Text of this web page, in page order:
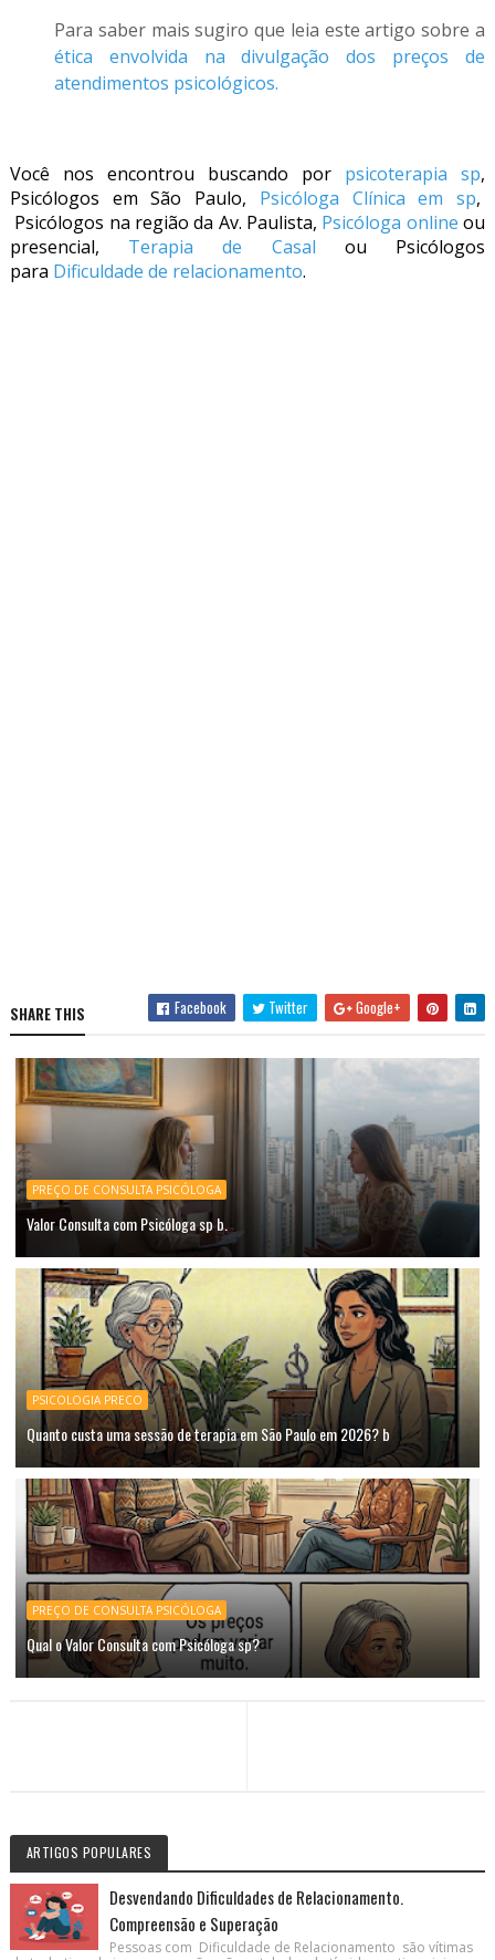
Para saber mais sugiro que leia este artigo sobre a
ética envolvida na divulgação dos preços de
atendimentos psicológicos.
Você nos encontrou buscando por psicoterapia sp,
Psicólogos em São Paulo, Psicóloga Clínica em sp,
Psicólogos na região da Av. Paulista, Psicóloga online ou
presencial, Terapia de Casal ou Psicólogos
para Dificuldade de relacionamento.
SHARE THIS Facebook Twitter Google+
PREÇO DE CONSULTA PSICÓLOGA
Valor Consulta com Psicóloga sp b.
PSICOLOGIA PRECO
Quanto custa uma sessão de terapia em São Paulo em 2026? b
PREÇO DE CONSULTA PSICÓLOGA
Qual o Valor Consulta com Psicóloga sp?
ARTIGOS POPULARES
Desvendando Dificuldades de Relacionamento.
Compreensão e Superação
Pessoas com Dificuldade de Relacionamento são vítimas